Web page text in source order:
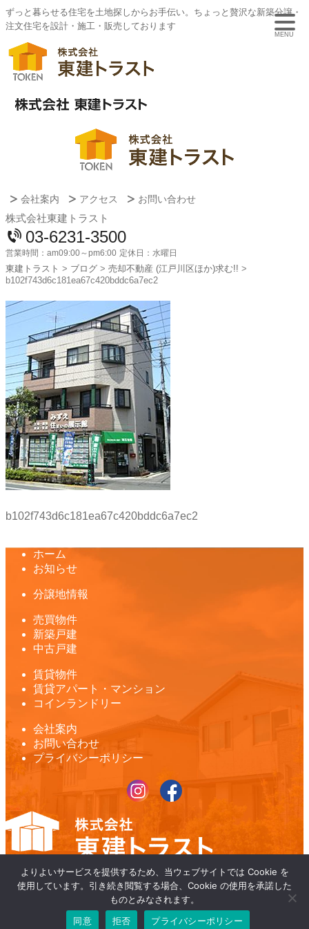
ずっと暮らせる住宅を土地探しからお手伝い。ちょっと贅沢な新築分譲・
注文住宅を設計・施工・販売しております
会社案内 アクセス お問い合わせ
株式会社東建トラスト
03-6231-3500
営業時間： am09:00～pm6:00 定休日： 水曜日
東建トラスト > ブログ > 売却不動産 (江戸川区ほか)求む!! >
b102f743d6c181ea67c420bddc6a7ec2
b102f743d6c181ea67c420bddc6a7ec2
MENU
ホーム
お知らせ
分譲地情報
売買物件
新築戸建
中古戸建
賃貸物件
賃貸アパート・マンション
コインランドリー
会社案内
お問い合わせ
プライバシーポリシー
125-0052 東京都葛飾区柴又1丁目23-1
TEL： 03-6231-3500 営業時間 am09:00～pm6:00
定休日 水曜日
03-6231-3500
Copyright© 株式会社東建トラスト All Rights Reserved.
よりよいサービスを提供するため、当ウェブサイトでは Cookie を
使用しています。引き続き閲覧する場合、Cookie の使用を承諾した
ものとみなされます。
同意
拒否 プライバシーポリシー